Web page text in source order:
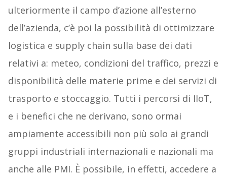
ulteriormente il campo d’azione all’esterno
dell’azienda, c’è poi la possibilità di ottimizzare
logistica e supply chain sulla base dei dati
relativi a: meteo, condizioni del traffico, prezzi e
disponibilità delle materie prime e dei servizi di
trasporto e stoccaggio. Tutti i percorsi di IIoT,
e i benefici che ne derivano, sono ormai
ampiamente accessibili non più solo ai grandi
gruppi industriali internazionali e nazionali ma
anche alle PMI. È possibile, in effetti, accedere a